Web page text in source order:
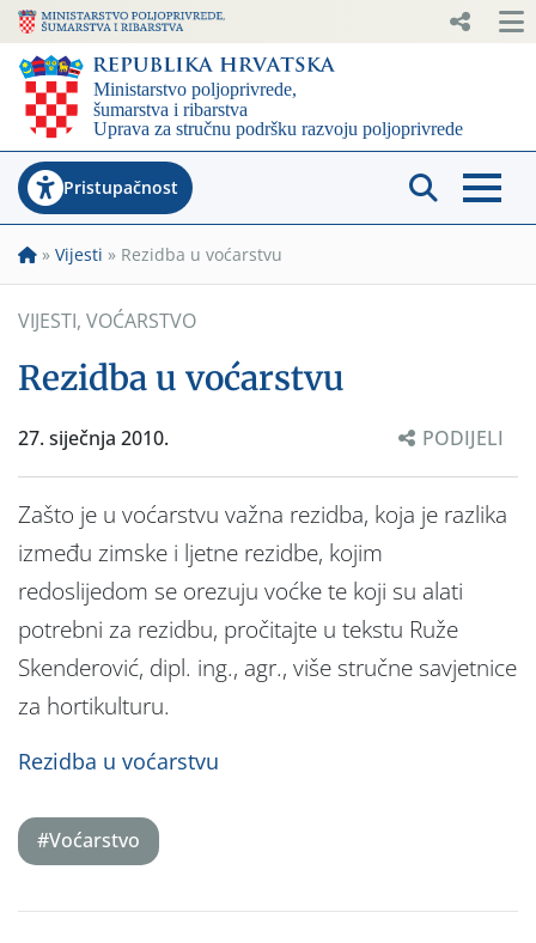
Pristupačnost
» Vijesti » Rezidba u voćarstvu
VIJESTI, VOĆARSTVO
Rezidba u voćarstvu
27. siječnja 2010. PODIJELI
Zašto je u voćarstvu važna rezidba, koja je razlika
između zimske i ljetne rezidbe, kojim
redoslijedom se orezuju voćke te koji su alati
potrebni za rezidbu, pročitajte u tekstu Ruže
Skenderović, dipl. ing., agr., više stručne savjetnice
za hortikulturu.
Rezidba u voćarstvu
#Voćarstvo